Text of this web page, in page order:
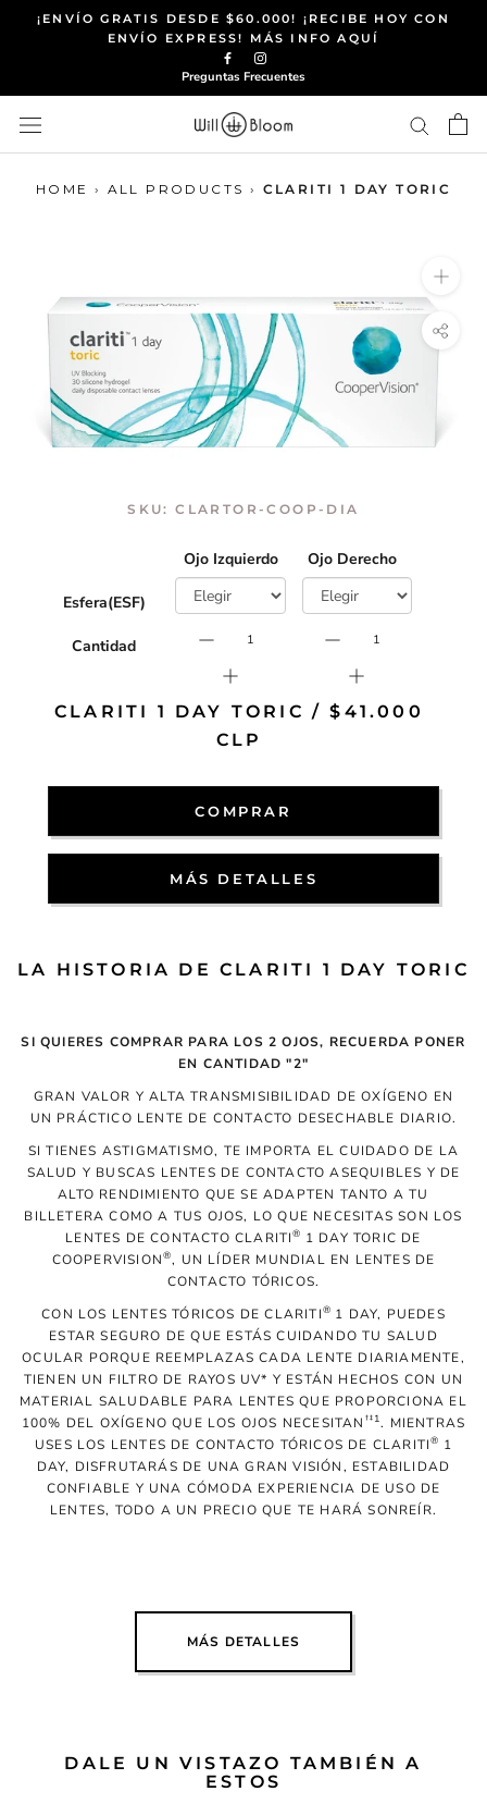
Saltar¡ENVÍO GRATIS DESDE $60.000! ¡RECIBE HOY CON
ENVÍO EXPRESS! MÁS INFO AQUÍ
Preguntas Frecuentes
HOME › ALL PRODUCTS › CLARITI 1 DAY TORIC
SKU:CLARTOR-COOP-DIA
Esfera(ESF)
Ojo Izquierdo Ojo Derecho
Cantidad
CLARITI 1 DAY TORIC / $41.000
CLP
COMPRAR
MÁS DETALLES
LA HISTORIA DE CLARITI 1 DAY TORIC
SI QUIERES COMPRAR PARA LOS 2 OJOS, RECUERDA PONER
EN CANTIDAD "2"
GRAN VALOR Y ALTA TRANSMISIBILIDAD DE OXÍGENO EN
UN PRÁCTICO LENTE DE CONTACTO DESECHABLE DIARIO.
SI TIENES ASTIGMATISMO, TE IMPORTA EL CUIDADO DE LA
SALUD Y BUSCAS LENTES DE CONTACTO ASEQUIBLES Y DE
ALTO RENDIMIENTO QUE SE ADAPTEN TANTO A TU
BILLETERA COMO A TUS OJOS, LO QUE NECESITAS SON LOS
LENTES DE CONTACTO CLARITI® 1 DAY TORIC DE
COOPERVISION®, UN LÍDER MUNDIAL EN LENTES DE
CONTACTO TÓRICOS.
CON LOS LENTES TÓRICOS DE CLARITI® 1 DAY, PUEDES
ESTAR SEGURO DE QUE ESTÁS CUIDANDO TU SALUD
OCULAR PORQUE REEMPLAZAS CADA LENTE DIARIAMENTE,
TIENEN UN FILTRO DE RAYOS UV* Y ESTÁN HECHOS CON UN
MATERIAL SALUDABLE PARA LENTES QUE PROPORCIONA EL
100% DEL OXÍGENO QUE LOS OJOS NECESITAN †‡1. MIENTRAS
USES LOS LENTES DE CONTACTO TÓRICOS DE CLARITI® 1
DAY, DISFRUTARÁS DE UNA GRAN VISIÓN, ESTABILIDAD
CONFIABLE Y UNA CÓMODA EXPERIENCIA DE USO DE
LENTES, TODO A UN PRECIO QUE TE HARÁ SONREÍR.
MÁS DETALLES
DALE UN VISTAZO TAMBIÉN A
ESTOS